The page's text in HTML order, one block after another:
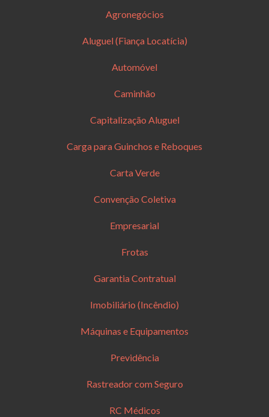
Agronegócios
Aluguel (Fiança Locatícia)
Automóvel
Caminhão
Capitalização Aluguel
Carga para Guinchos e Reboques
Carta Verde
Convenção Coletiva
Empresarial
Frotas
Garantia Contratual
Imobiliário (Incêndio)
Máquinas e Equipamentos
Previdência
Rastreador com Seguro
RC Médicos